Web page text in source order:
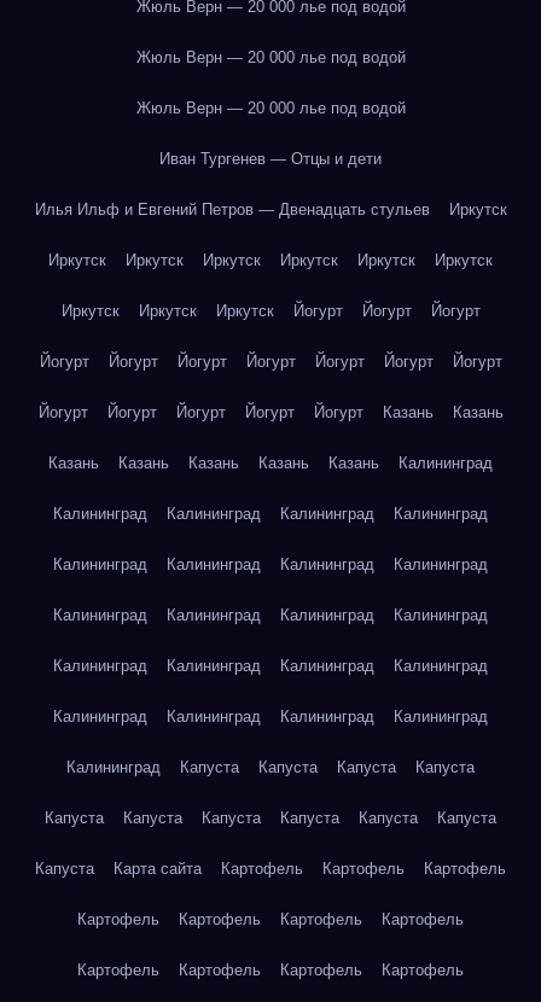
Жюль Верн — 20 000 лье под водой
Жюль Верн — 20 000 лье под водой
Жюль Верн — 20 000 лье под водой
Иван Тургенев — Отцы и дети
Илья Ильф и Евгений Петров — Двенадцать стульев Иркутск
Иркутск Иркутск Иркутск Иркутск Иркутск Иркутск
Иркутск Иркутск Иркутск Йогурт Йогурт Йогурт
Йогурт Йогурт Йогурт Йогурт Йогурт Йогурт Йогурт
Йогурт Йогурт Йогурт Йогурт Йогурт Казань Казань
Казань Казань Казань Казань Казань Калининград
Калининград Калининград Калининград Калининград
Калининград Калининград Калининград Калининград
Калининград Калининград Калининград Калининград
Калининград Калининград Калининград Калининград
Калининград Калининград Калининград Калининград
Калининград Капуста Капуста Капуста Капуста
Капуста Капуста Капуста Капуста Капуста Капуста
Капуста Карта сайта Картофель Картофель Картофель
Картофель Картофель Картофель Картофель
Картофель Картофель Картофель Картофель